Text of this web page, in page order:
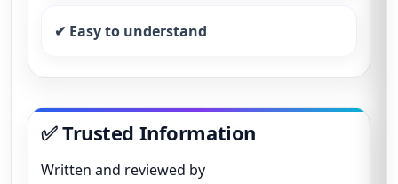
✔ Easy to understand
✅ Trusted Information
Written and reviewed by